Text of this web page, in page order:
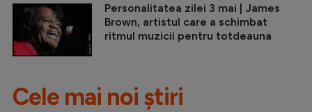
Personalitatea zilei 3 mai | James
Brown, artistul care a schimbat
ritmul muzicii pentru totdeauna
Cele mai noi știri